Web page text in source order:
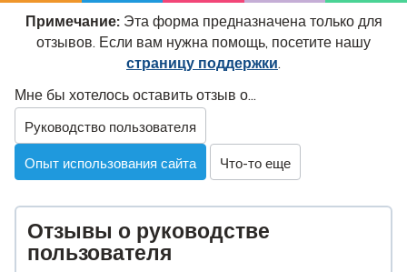
Примечание:Эта форма предназначена только для
отзывов. Если вам нужна помощь, посетите нашу
страницу поддержки.
Website
Feedback
Мне бы хотелось оставить отзыв о...
Руководство пользователя
Опыт использования сайта Что-то еще
Отзывы о руководстве
пользователя